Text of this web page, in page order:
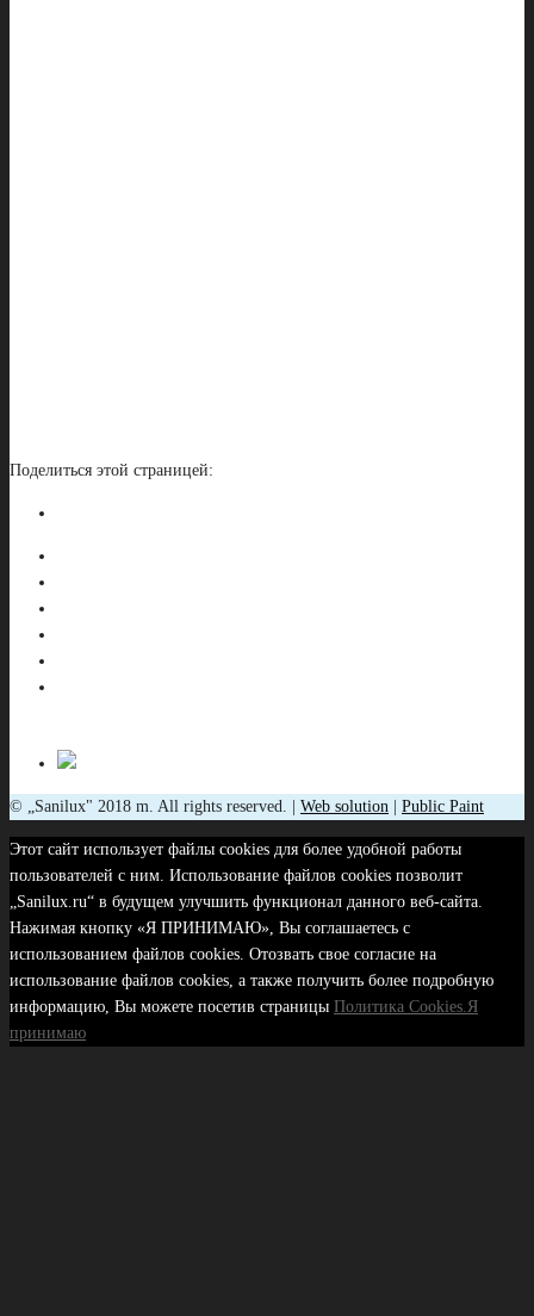
Поделиться этой страницей:
© „Sanilux" 2018 m. All rights reserved. | Web solution | Public Paint
Этот сайт использует файлы cookies для более удобной работы
пользователей с ним. Использование файлов cookies позволит
„Sanilux.ru“ в будущем улучшить функционал данного веб-сайта.
Нажимая кнопку «Я ПРИНИМАЮ», Вы соглашаетесь с
использованием файлов cookies. Отозвать свое согласие на
использование файлов cookies, а также получить более подробную
информацию, Вы можете посетив страницы Политика Cookies. Я
принимаю